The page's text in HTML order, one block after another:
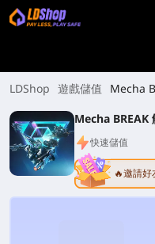
LDShop 遊戲儲值
Mecha
Mecha BREAK
快速儲值
🔥邀請